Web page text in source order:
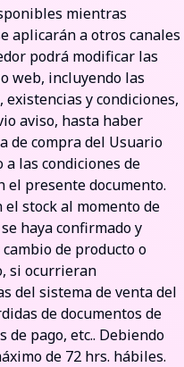
mientras
aplicarán a otros canales
podrá modificar las
web, incluyendo las
y condiciones,
aviso, hasta haber
de compra del Usuario
las condiciones de
el presente documento.
stock al momento de
haya confirmado y
de producto o
si ocurrieran
del sistema de venta del
de documentos de
de pago, etc.. Debiendo
de 72 hrs. hábiles.